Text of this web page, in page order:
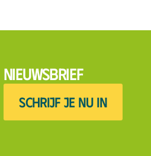
Nieuwsbrief
SCHRIJF JE NU IN